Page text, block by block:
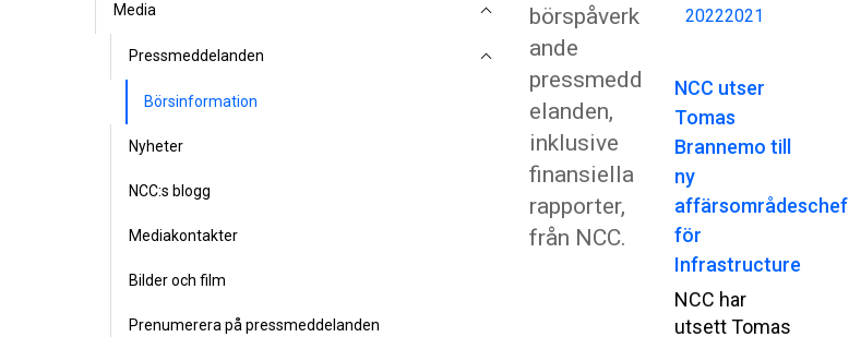
Media
Pressmeddelanden
Börsinformation
Nyheter
NCC:s blogg
Mediakontakter
Bilder och film
Prenumerera på pressmeddelanden
börspåverk
ande
pressmedd
elanden,
inklusive
finansiella
rapporter,
från NCC.
20222021
NCC utser
Tomas
Brannemo till
ny
affärsområdeschef
för
Infrastructure
NCC har
utsett Tomas